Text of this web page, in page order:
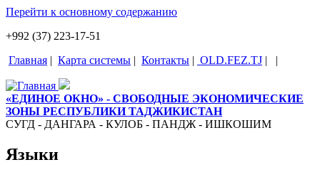
Перейти к основному содержанию
+992 (37) 223-17-51
Главная | Карта системы | Контакты | OLD.FEZ.TJ | |
«ЕДИНОЕ ОКНО» - СВОБОДНЫЕ ЭКОНОМИЧЕСКИЕ
ЗОНЫ РЕСПУБЛИКИ ТАДЖИКИСТАН
СУГД - ДАНГАРА - КУЛОБ - ПАНДЖ - ИШКОШИМ
Языки